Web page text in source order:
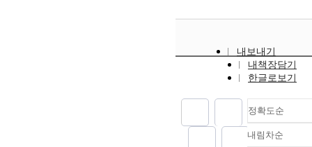
내보내기
내책장담기
한글로보기
정확도순
정확도
내림차순